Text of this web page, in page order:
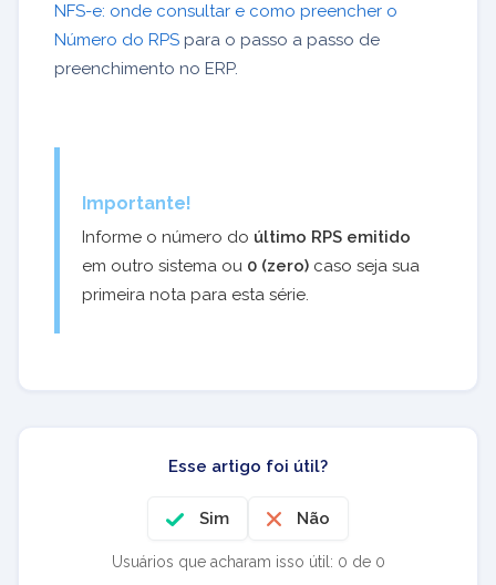
NFS-e: onde consultar e como preencher o
Número do RPS para o passo a passo de
preenchimento no ERP.
Importante!
Informe o número do último RPS emitido
em outro sistema ou 0 (zero) caso seja sua
primeira nota para esta série.
Esse artigo foi útil?
Sim Não
Usuários que acharam isso útil: 0 de 0